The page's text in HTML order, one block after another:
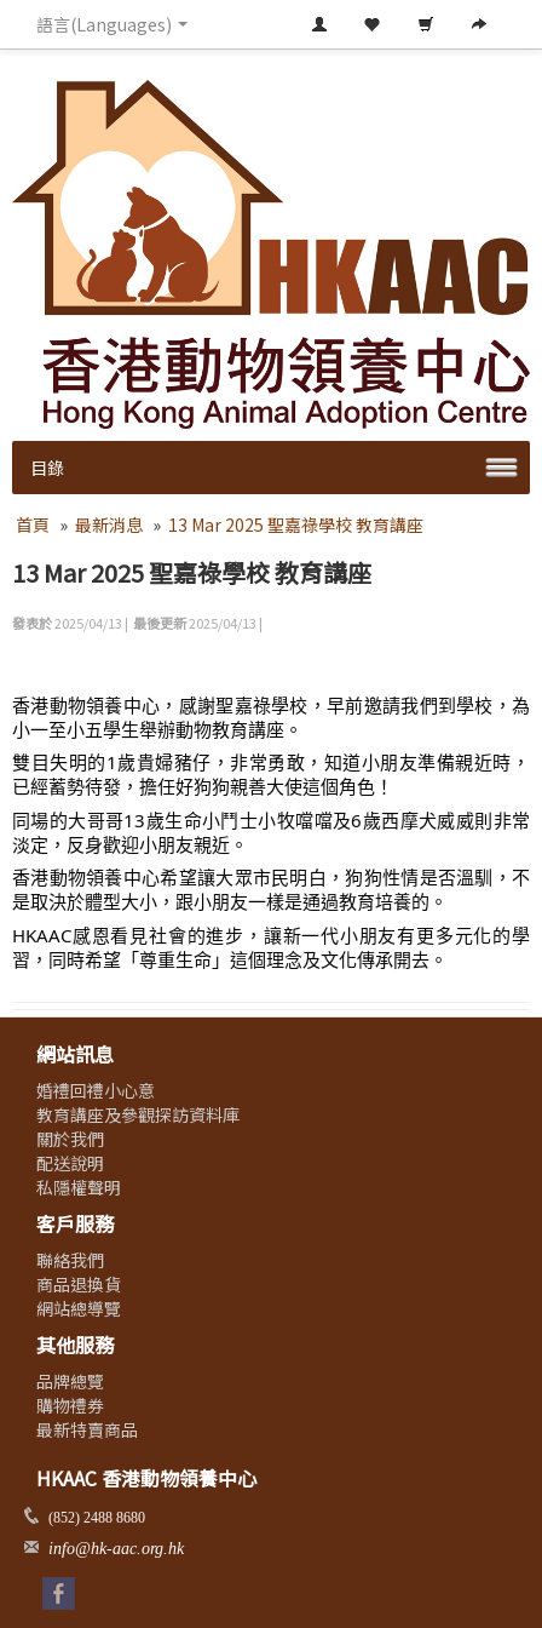
語言(Languages)
目錄
首頁 » 最新消息 » 13 Mar 2025 聖嘉祿學校 教育講座
13 Mar 2025 聖嘉祿學校 教育講座
發表於2025/04/13 | 最後更新2025/04/13 |
香港動物領養中心，感謝聖嘉祿學校，早前邀請我們到學校，為
小一至小五學生舉辦動物教育講座。
雙目失明的1歲貴婦豬仔，非常勇敢，知道小朋友準備親近時，
已經蓄勢待發，擔任好狗狗親善大使這個角色！
同場的大哥哥13歲生命小鬥士小牧噹噹及6歲西摩犬威威則非常
淡定，反身歡迎小朋友親近。
香港動物領養中心希望讓大眾市民明白，狗狗性情是否溫馴，不
是取決於體型大小，跟小朋友一樣是通過教育培養的。
HKAAC感恩看見社會的進步，讓新一代小朋友有更多元化的學
習，同時希望「尊重生命」這個理念及文化傳承開去。
網站訊息
婚禮回禮小心意
教育講座及參觀探訪資料庫
關於我們
配送說明
私隱權聲明
客戶服務
聯絡我們
商品退換貨
網站總導覽
其他服務
品牌總覽
購物禮券
最新特賣商品
HKAAC 香港動物領養中心
(852) 2488 8680
info@hk-aac.org.hk